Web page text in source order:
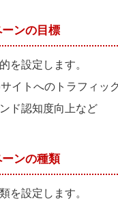
ンの目標
を設定します。
イトへのトラフィッ
ド認知度向上など
ンの種類
を設定します。